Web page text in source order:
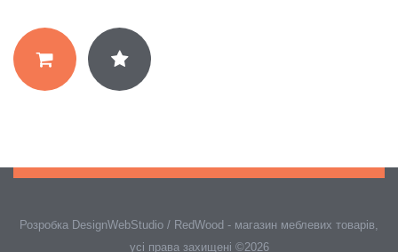
Розробка DesignWebStudio / RedWood - магазин меблевих товарів,
усі права захищені ©2026